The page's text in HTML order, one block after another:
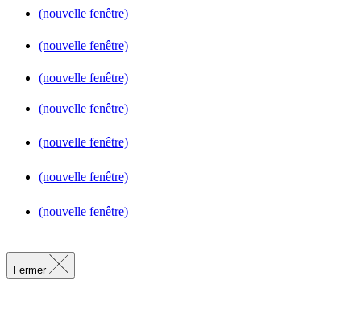
(nouvelle fenêtre)
(nouvelle fenêtre)
(nouvelle fenêtre)
(nouvelle fenêtre)
(nouvelle fenêtre)
(nouvelle fenêtre)
(nouvelle fenêtre)
Fermer